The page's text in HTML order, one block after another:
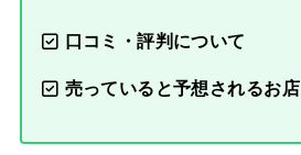
口コミ・評判について
売っていると予想されるお店